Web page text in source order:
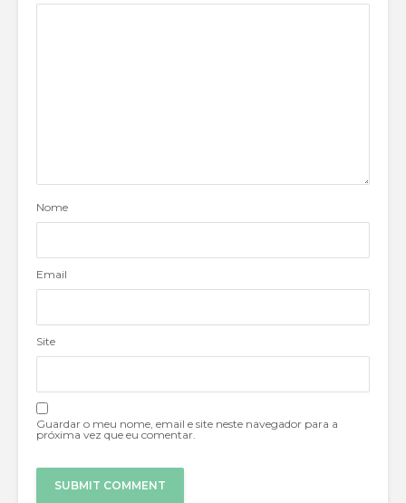
Nome
Email
Site
Guardar o meu nome, email e site neste navegador para a
próxima vez que eu comentar.